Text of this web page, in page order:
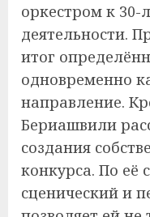
оркестром к 30-
деятельности.
итог
одновременно
направление.
Бериашвили
создания
конкурса. По её
сценический и